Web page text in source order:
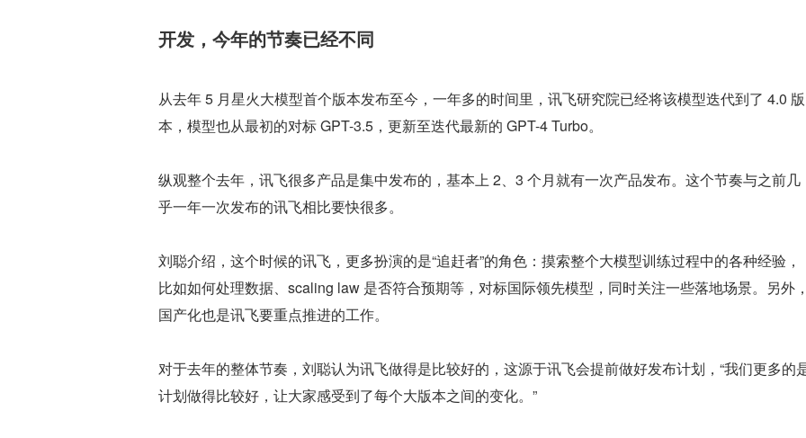
开发，今年的节奏已经不同
从去年 5 月星火大模型首个版本发布至今，一年多的时间里，讯飞研究院已经将该模型迭代到了 4.0 版
本，模型也从最初的对标 GPT-3.5，更新至迭代最新的 GPT-4 Turbo。
纵观整个去年，讯飞很多产品是集中发布的，基本上 2、3 个月就有一次产品发布。这个节奏与之前几
乎一年一次发布的讯飞相比要快很多。
刘聪介绍，这个时候的讯飞，更多扮演的是“追赶者”的角色：摸索整个大模型训练过程中的各种经验，
比如如何处理数据、scaling law 是否符合预期等，对标国际领先模型，同时关注一些落地场景。另外
国产化也是讯飞要重点推进的工作。
对于去年的整体节奏，刘聪认为讯飞做得是比较好的，这源于讯飞会提前做好发布计划，“我们更多的
计划做得比较好，让大家感受到了每个大版本之间的变化。”